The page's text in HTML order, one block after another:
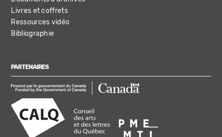
Livres et coffrets
Ressources vidéo
Bibliographie
PARTENAIRES